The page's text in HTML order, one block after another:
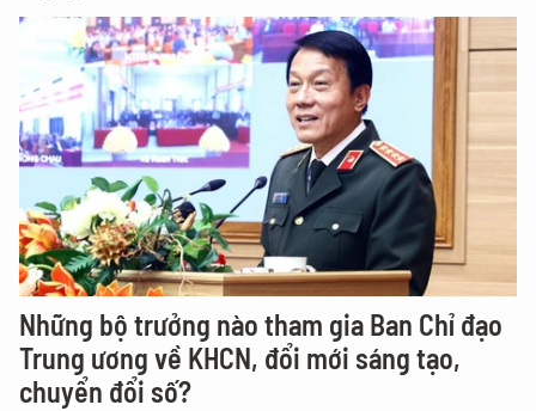
Những bộ trưởng nào tham gia Ban Chỉ đạo
Trung ương về KHCN, đổi mới sáng tạo,
chuyển đổi số?